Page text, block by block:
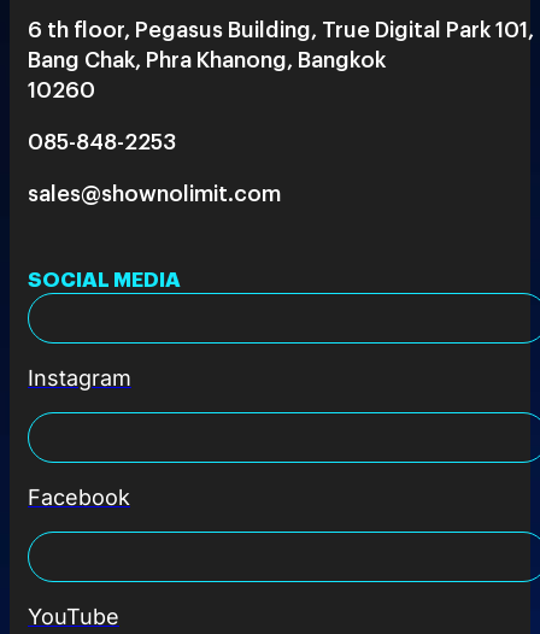
6 th floor, Pegasus Building, True Digital Park 101,
Bang Chak, Phra Khanong, Bangkok
10260
085-848-2253
sales@shownolimit.com
SOCIAL MEDIA
Instagram
Facebook
YouTube